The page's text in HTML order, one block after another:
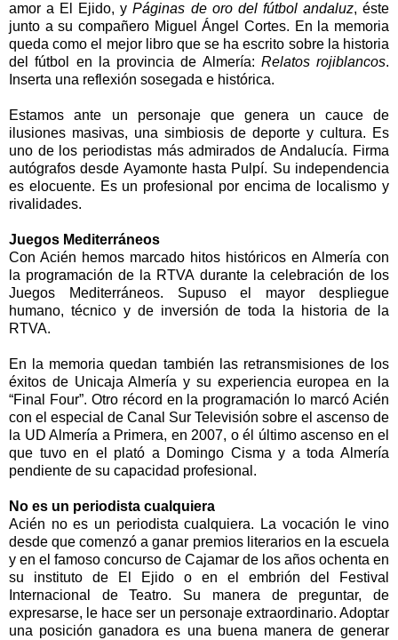
amor a El Ejido, yPáginas de oro del fútbol andaluz, éste
junto a su compañero Miguel Ángel Cortes. En la memoria
queda como el mejor libro que se ha escrito sobre la historia
del fútbol en la provincia de Almería: Relatos rojiblancos.
Inserta una reflexión sosegada e histórica.
Estamos ante un personaje que genera un cauce de
ilusiones masivas, una simbiosis de deporte y cultura. Es
uno de los periodistas más admirados de Andalucía. Firma
autógrafos desde Ayamonte hasta Pulpí. Su independencia
es elocuente. Es un profesional por encima de localismo y
rivalidades.
Juegos Mediterráneos
Con Acién hemos marcado hitos históricos en Almería con
la programación de la RTVAdurante la celebración de los
Juegos Mediterráneos. Supuso el mayor despliegue
humano, técnico y de inversión de toda la historia de
la
RTVA.
En la memoria quedan también las retransmisiones de los
éxitos de Unicaja Almería y su experiencia europea en la
“Final Four”. Otro récord en la programación lo marcó Acién
con el especial de Canal Sur Televisión sobre el ascenso de
la UD Almería a Primera, en 2007, o él último ascenso en el
que tuvo en el plató a Domingo Cisma y a toda Almería
pendiente de su capacidad profesional.
No es un periodista cualquiera
Acién no es un periodista cualquiera. La vocación le vino
desde que comenzó a ganar premios literarios en la escuela
y en el famoso concurso de Cajamar de los años ochenta en
su instituto de El Ejido o en el embrión del Festival
Internacional de Teatro. Su manera de preguntar, de
expresarse, le hace ser un personaje extraordinario. Adoptar
una posición ganadora es una buena manera de generar